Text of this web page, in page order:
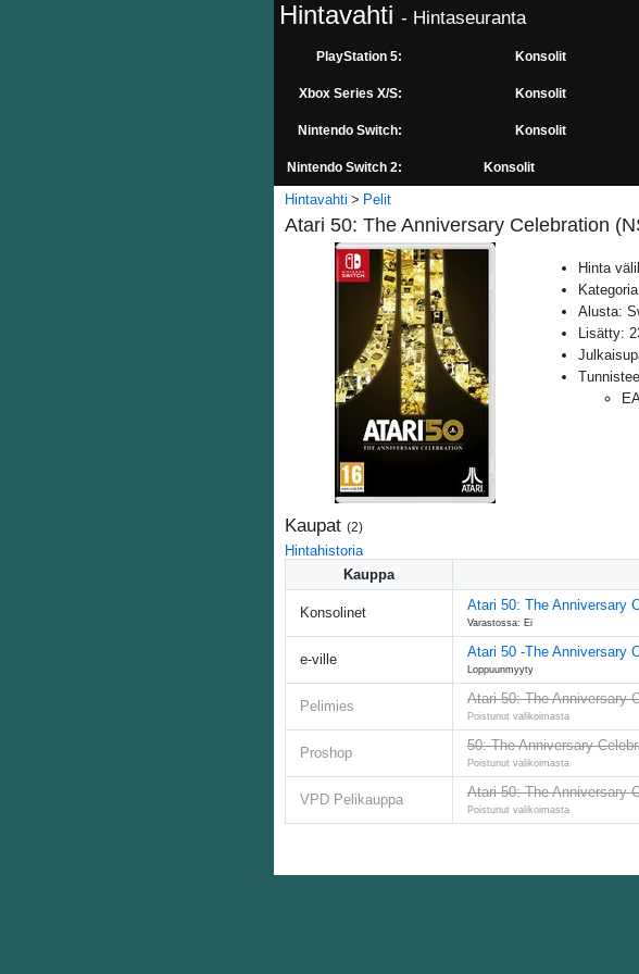
Hintavahti - Hintaseuranta
PlayStation 5: Konsolit
Xbox Series X/S: Konsolit
Nintendo Switch: Konsolit
Nintendo Switch 2: Konsolit
Hintavahti Pelit
Atari 50: The Anniversary Celebration
Hinta
Alusta:
Lisätty:
Kaupat (2)
Hintahistoria
Kauppa
Konsolinet Atari 50: The Anniversary
Varastossa: Ei
e-ville Atari 50 -The Anniversary
Loppuunmyyty
Pelimies Atari 50: The Anniversary
Poistunut valikoimasta
Proshop 50: The Anniversary
Poistunut valikoimasta
VPD Pelikauppa Atari 50: The Anniversary
Poistunut valikoimasta